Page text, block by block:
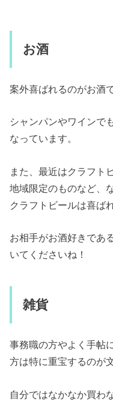
お酒
案外喜ばれるのがお酒
シャンパンやワインで
なっています。
また、最近はクラフト
地域限定のものなど、
クラフトビールは喜ば
お相手がお酒好きであ
いてくださいね！
雑貨
事務職の方やよく手帖
方は特に重宝するのが
自分ではなかなか買わ